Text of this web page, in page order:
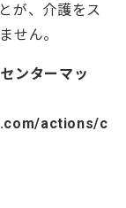
が、介護をス
せん。
ンターマッ
actions/c